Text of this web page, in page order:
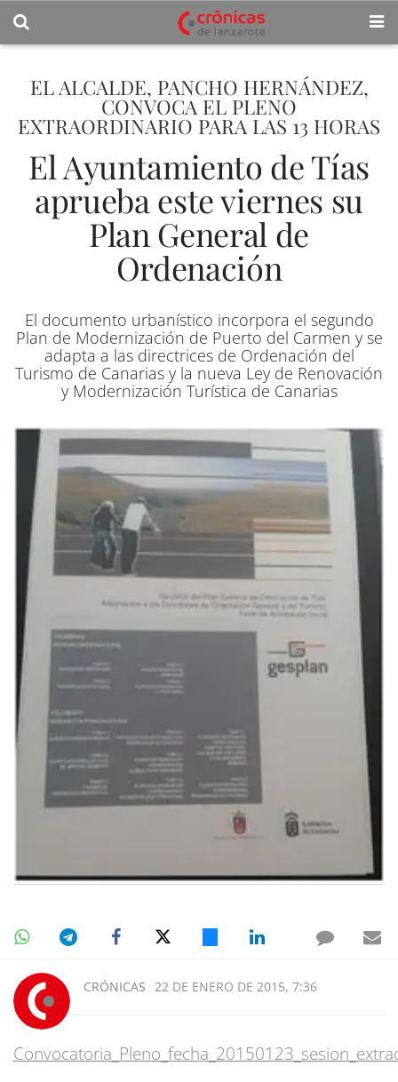
EL ALCALDE, PANCHO HERNÁNDEZ,
CONVOCA EL PLENO
EXTRAORDINARIO PARA LAS 13 HORAS
El Ayuntamiento de Tías
aprueba este viernes su
Plan General de
Ordenación
El documento urbanístico incorpora el segundo
Plan de Modernización de Puerto del Carmen y se
adapta a las directrices de Ordenación del
Turismo de Canarias y la nueva Ley de Renovación
y Modernización Turística de Canarias
CRÓNICAS 22 DE ENERO DE 2015, 7:36